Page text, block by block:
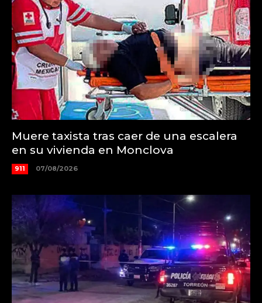
Muere taxista tras caer de una escalera
en su vivienda en Monclova
911 07/08/2026